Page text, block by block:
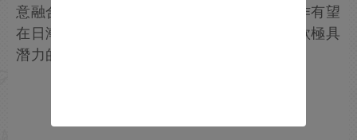
意融合的作品。隨著開發工作持續推進，本作有望
在日漸壯大的牌組構建遊戲品類中，成為一款極具
潛力的新作。